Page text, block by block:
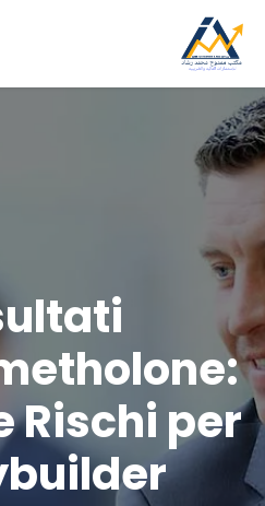
Rischi per